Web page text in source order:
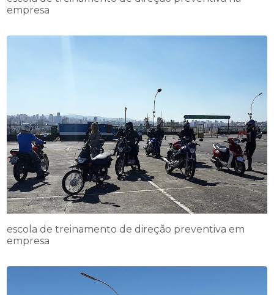
empresa
escola de treinamento de direção preventiva em
empresa